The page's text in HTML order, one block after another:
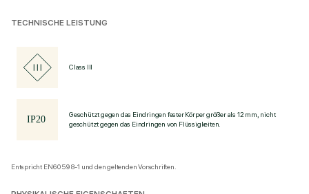
TECHNISCHE LEISTUNG
Class III
Geschützt gegen das Eindringen fester Körper größer als 12 mm, nicht
geschützt gegen das Eindringen von Flüssigkeiten.
Entspricht EN60598-1 und den geltenden Vorschriften.